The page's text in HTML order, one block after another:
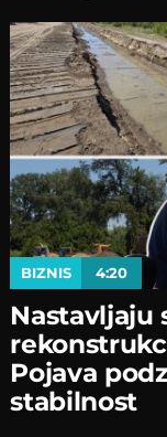
BIZNIS 4:20
Nastavljaјu
Poјava
stabilnost